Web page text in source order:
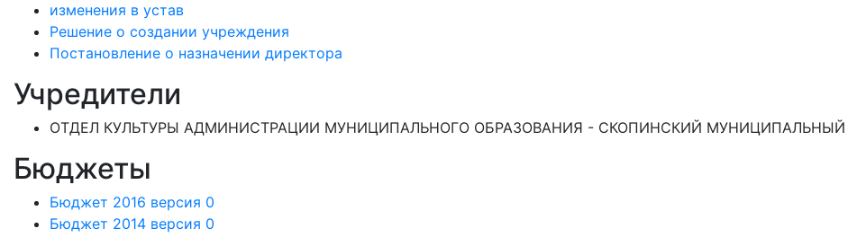
изменения в устав
Решение о создании учреждения
Постановление о назначении директора
Учредители
ОТДЕЛ КУЛЬТУРЫ АДМИНИСТРАЦИИ МУНИЦИПАЛЬНОГО ОБРАЗОВАНИЯ - СКОПИНСКИЙ МУНИЦИПАЛЬНЫЙ
Бюджеты
Бюджет 2016 версия 0
Бюджет 2014 версия 0